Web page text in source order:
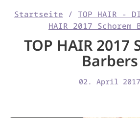
Startseite / TOP HAIR -
HAIR 2017 Schorem
TOP HAIR 2017
Barbers
02. April 2017